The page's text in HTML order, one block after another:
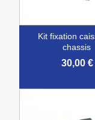
kit fixation caisse sur
chassis
30,00 €